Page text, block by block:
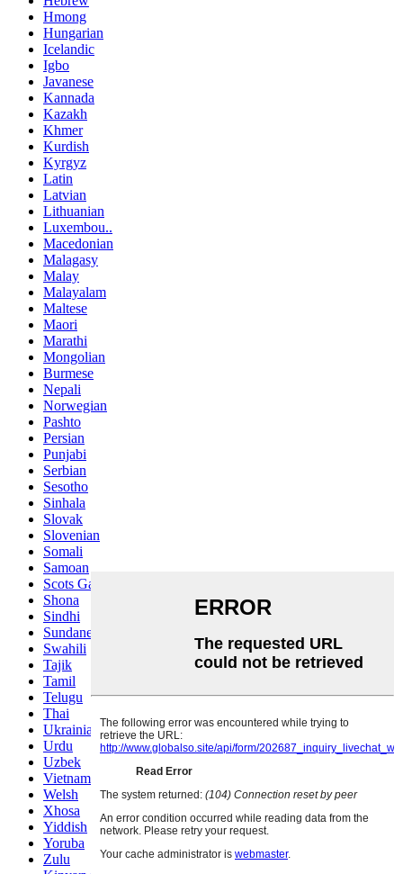
Hmong
Hungarian
Icelandic
Igbo
Javanese
Kannada
Kazakh
Khmer
Kurdish
Kyrgyz
Latin
Latvian
Lithuanian
Luxembou..
Macedonian
Malagasy
Malay
Malayalam
Maltese
Maori
Marathi
Mongolian
Burmese
Nepali
Norwegian
Pashto
Persian
Punjabi
Serbian
Sesotho
Sinhala
Slovak
Slovenian
Somali
Samoan
Scots Gaelic
Shona
Sindhi
Sundanese
Swahili
Tajik
Tamil
Telugu
Thai
Ukrainian
Urdu
Uzbek
Vietnamese
Welsh
Xhosa
Yiddish
Yoruba
Zulu